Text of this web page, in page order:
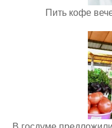
Пить кофе